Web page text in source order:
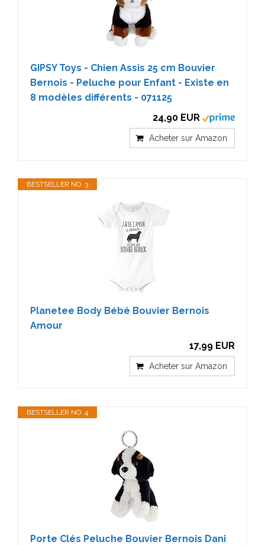
GIPSY Toys - Chien Assis 25 cm Bouvier
Bernois - Peluche pour Enfant - Existe en
8 modèles différents - 071125
24,90 EUR
Acheter sur Amazon
BESTSELLER NO. 3
Planetee Body Bébé Bouvier Bernois
Amour
17,99 EUR
Acheter sur Amazon
BESTSELLER NO. 4
Porte Clés Peluche Bouvier Bernois Dani